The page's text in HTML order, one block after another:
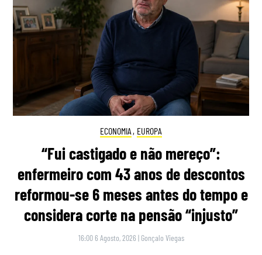
ECONOMIA , EUROPA
“Fui castigado e não mereço”:
enfermeiro com 43 anos de descontos
reformou-se 6 meses antes do tempo e
considera corte na pensão “injusto”
16:00 6 Agosto, 2026 | Gonçalo Viegas